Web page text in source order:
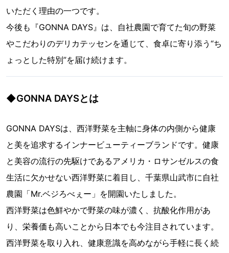
いただく理由の一つです。
今後も『GONNA DAYS』は、自社農園で育てた旬の野菜
やこだわりのデリカテッセンを通じて、食卓に寄り添う“ち
ょっとした特別”を届け続けます。
◆GONNA DAYSとは
GONNA DAYSは、西洋野菜を主軸に身体の内側から健康
と美を追求するインナービューティーブランドです。健康
と美容の流行の先駆けであるアメリカ・ロサンゼルスの食
生活に欠かせない西洋野菜に着目し、千葉県山武市に自社
農園「Mr.ベジろべぇー」を開園いたしました。
西洋野菜は色鮮やかで野菜の味が濃く、抗酸化作用があ
り、栄養価も高いことから日本でも今注目されています。
西洋野菜を取り入れ、健康意識を高めながら手軽に長く続